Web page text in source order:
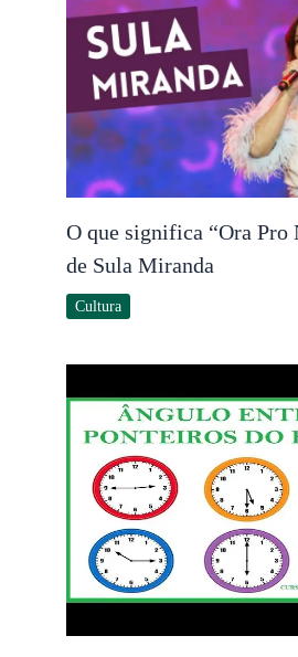
O que significa “Ora Pro
de Sula Miranda
Cultura